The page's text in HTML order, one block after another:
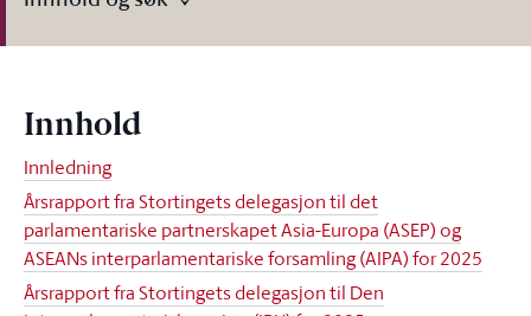
Innhold
Innledning
Årsrapport fra Stortingets delegasjon til det
parlamentariske partnerskapet Asia-Europa (ASEP) og
ASEANs interparlamentariske forsamling (AIPA) for 2025
Årsrapport fra Stortingets delegasjon til Den